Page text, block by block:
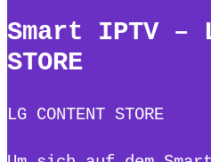
Smart IPTV –
STORE
LG CONTENT STORE